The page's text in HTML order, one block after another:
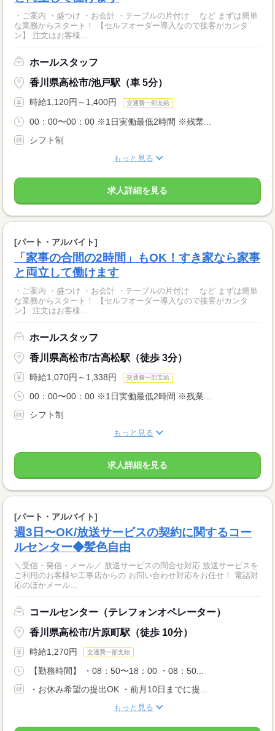
・ご案内 ・盛つけ ・お会計 ・テーブルの片付け など まずは簡単
な業務からスタート！ 【セルフオーダー導入なので接客がカンタ
ン】 注文はお客様...
ホールスタッフ
香川県高松市/池戸駅（車 5分）
時給1,120円～1,400円 交通費一部支給
00：00〜00：00 ※1日実働最低2時間 ※残業...
シフト制
もっと見る
求人詳細を見る
[パート・アルバイト]
「家事の合間の2時間」もOK！すき家なら家事
と両立して働けます
・ご案内 ・盛つけ ・お会計 ・テーブルの片付け など まずは簡単
な業務からスタート！ 【セルフオーダー導入なので接客がカンタ
ン】 注文はお客様...
ホールスタッフ
香川県高松市/古高松駅（徒歩 3分）
時給1,070円～1,338円 交通費一部支給
00：00〜00：00 ※1日実働最低2時間 ※残業...
シフト制
もっと見る
求人詳細を見る
[パート・アルバイト]
週3日〜OK/放送サービスの契約に関するコー
ルセンター◆髪色自由
＼受信・発信・メール／ 放送サービスの問合せ対応 放送サービスを
ご利用のお客様や工事店からの お問い合わせ対応をお任せ！ 電話対
応のほかメール...
コールセンター（テレフォンオペレーター）
香川県高松市/片原町駅（徒歩 10分）
時給1,270円 交通費一部支給
【勤務時間】 ・08：50〜18：00 ・08：50...
・お休み希望の提出OK ・前月10日までに提...
もっと見る